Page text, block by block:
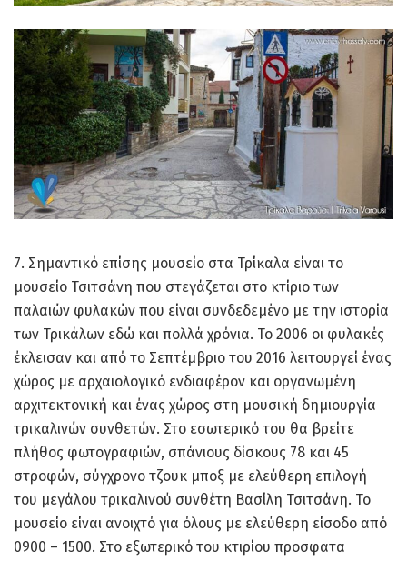
7. Σημαντικό επίσης μουσείο στα Τρίκαλα είναι το
μουσείο Τσιτσάνη που στεγάζεται στο κτίριο των
παλαιών φυλακών που είναι συνδεδεμένο με την ιστορία
των Τρικάλων εδώ και πολλά χρόνια. Το 2006 οι φυλακές
έκλεισαν και από το Σεπτέμβριο του 2016 λειτουργεί ένας
χώρος με αρχαιολογικό ενδιαφέρον και οργανωμένη
αρχιτεκτονική και ένας χώρος στη μουσική δημιουργία
τρικαλινών συνθετών. Στο εσωτερικό του θα βρείτε
πλήθος φωτογραφιών, σπάνιους δίσκους 78 και 45
στροφών, σύγχρονο τζουκ μποξ με ελεύθερη επιλογή
του μεγάλου τρικαλινού συνθέτη Βασίλη Τσιτσάνη. Το
μουσείο είναι ανοιχτό για όλους με ελεύθερη είσοδο από
0900 – 1500. Στο εξωτερικό του κτιρίου προσφατα